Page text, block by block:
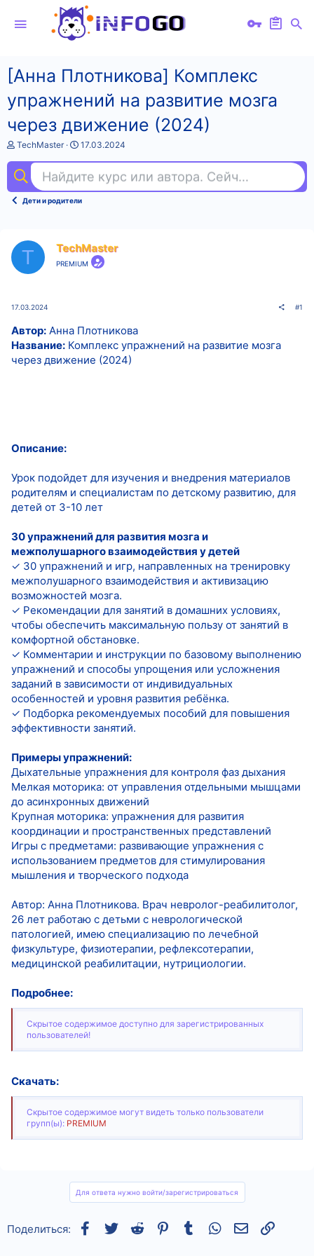
[Анна Плотникова] Комплекс
упражнений на развитие мозга
через движение (2024)
А
т
о
т
TechMaster
Д
а
н
а
а
17.03.2024
Найдите курс или автора. Сейчас ищут
Дети и родители
T TechMaster
PREMIUM
17.03.2024 #1
Автор: Анна Плотникова
Название: Комплекс упражнений на развитие мозга
через движение (2024)
Описание:
Урок подойдет для изучения и внедрения материалов
родителям и специалистам по детскому развитию, для
детей от 3-10 лет
30 упражнений для развития мозга и
межполушарного взаимодействия у детей
✓ 30 упражнений и игр, направленных на тренировку
межполушарного взаимодействия и активизацию
возможностей мозга.
✓ Рекомендации для занятий в домашних условиях,
чтобы обеспечить максимальную пользу от занятий в
комфортной обстановке.
✓ Комментарии и инструкции по базовому выполнению
упражнений и способы упрощения или усложнения
заданий в зависимости от индивидуальных
особенностей и уровня развития ребёнка.
✓ Подборка рекомендуемых пособий для повышения
эффективности занятий.
Примеры упражнений:
Дыхательные упражнения для контроля фаз дыхания
Мелкая моторика: от управления отдельными мышцами
до асинхронных движений
Крупная моторика: упражнения для развития
координации и пространственных представлений
Игры с предметами: развивающие упражнения с
использованием предметов для стимулирования
мышления и творческого подхода
Автор: Анна Плотникова. Врач невролог-реабилитолог,
26 лет работаю с детьми ‌‌с неврологической
патологией, имею специализацию по лечебной
физкультуре, физиотерапии, рефлексотерапии,
медицинской реабилитации, нутрициологии.
Подробнее:
Скрытое содержимое доступно для зарегистрированных
пользователей!
Скачать:
Скрытое содержимое могут видеть только пользователи
групп(ы): PREMIUM
Для ответа нужно войти/зарегистрироваться
Поделиться: Facebook
TwitterReddit Pinterest
Tumblr WhatsAppСсылка